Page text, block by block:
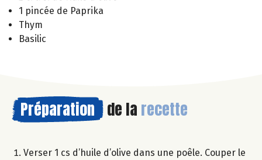
1 pincée de Paprika
Thym
Basilic
Préparation de la recette
Verser 1 cs d’huile d’olive dans une poêle. Couper le